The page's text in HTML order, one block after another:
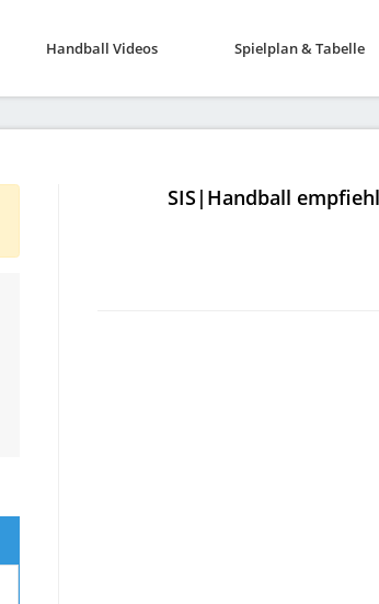
Handball Videos Spielplan & Tabelle
SIS|Handball